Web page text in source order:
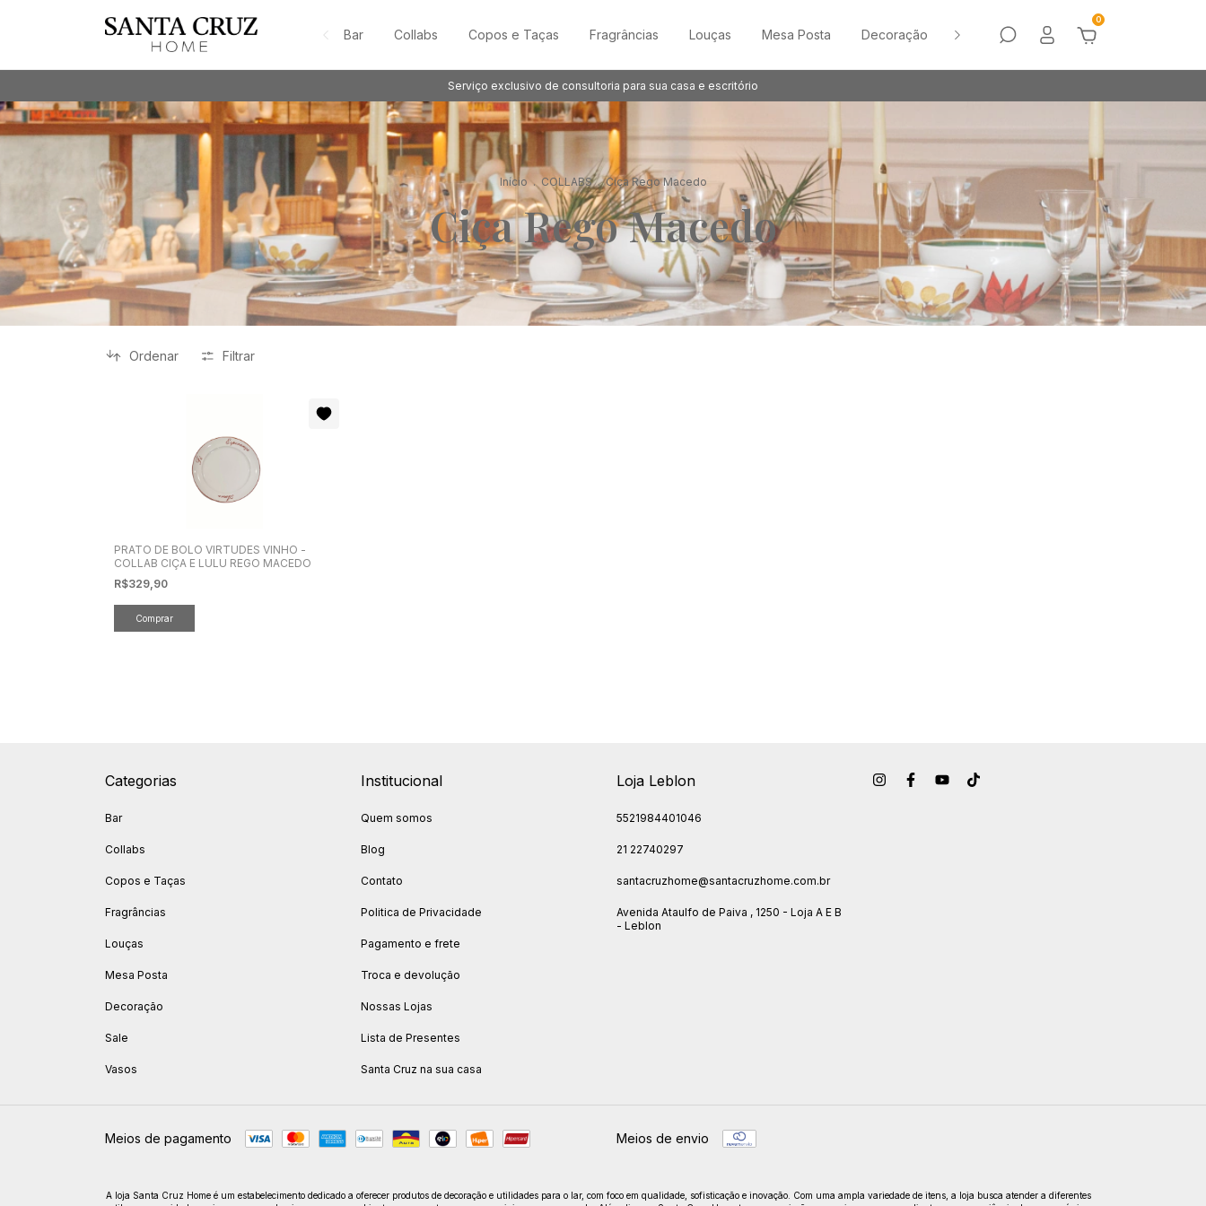
Bar Collabs Copos e Taças Fragrâncias Louças Mesa Posta Decoração Sale Vasos
0
Serviço exclusivo de consultoria para sua casa e escritório
Início . COLLABS . Ciça Rego Macedo
Ciça Rego Macedo
Ordenar Filtrar
PRATO DE BOLO VIRTUDES VINHO -
COLLAB CIÇA E LULU REGO MACEDO
R$329,90
Categorias
Bar
Collabs
Copos e Taças
Fragrâncias
Louças
Mesa Posta
Decoração
Sale
Vasos
Institucional
Quem somos
Blog
Contato
Politica de Privacidade
Pagamento e frete
Troca e devolução
Nossas Lojas
Lista de Presentes
Santa Cruz na sua casa
Loja Leblon
5521984401046
21 22740297
santacruzhome@santacruzhome.com.br
Avenida Ataulfo de Paiva , 1250 - Loja A E B
- Leblon
Meios de pagamento Meios de envio
A loja Santa Cruz Home é um estabelecimento dedicado a oferecer produtos de decoração e utilidades para o lar, com foco em qualidade, sofisticação e inovação. Com uma ampla variedade de itens, a loja busca atender a diferentes